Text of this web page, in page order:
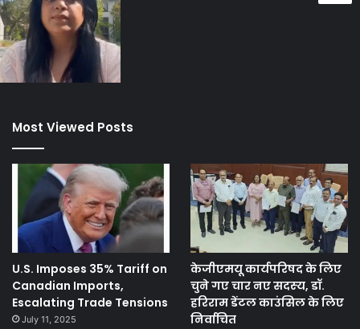
Most Viewed Posts
U.S. Imposes 35% Tariff on
Canadian Imports,
Escalating Trade Tensions
July 11, 2025
केजीएमयू कार्यपरिषद के लिए
चुने गए चार नए सदस्‍य, डॉ.
हरिराम डेंटल काउंसिल के लिए
निर्वाचित